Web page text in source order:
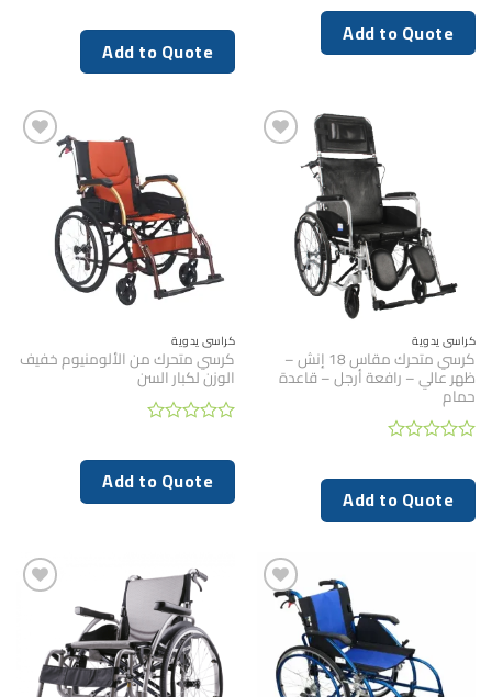
0
من
5
Add to Quote
0
من
5
Add to Quote
كراسي يدوية
كرسي متحرك مقاس 18 إنش –
ظهر عالي – رافعة أرجل – قاعدة
حمام
0
من
5
Add to Quote
كراسي يدوية
كرسي متحرك من الألومنيوم خفيف
الوزن لكبار السن
0
من
5
Add to Quote